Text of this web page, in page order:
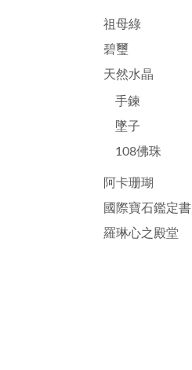
祖母綠
碧璽
天然水晶
手鍊
墜子
108佛珠
阿卡珊瑚
國際寶石鑑定書
羅琳心之殿堂